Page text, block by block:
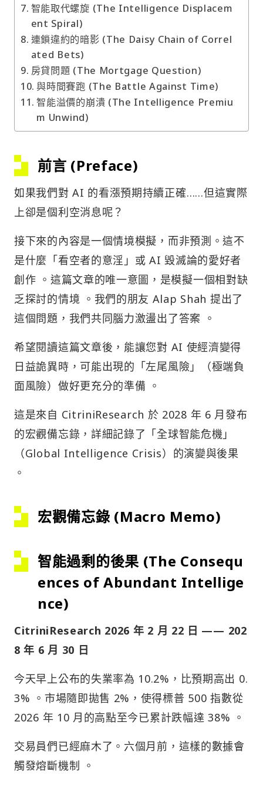
智能取代螺旋 (The Intelligence Displacem
ent Spiral)
連鎖違約的暗影 (The Daisy Chain of Correl
ated Bets)
房貸問題 (The Mortgage Question)
與時間賽跑 (The Battle Against Time)
智能溢價的崩潰 (The Intelligence Premiu
m Unwind)
前言 (Preface)
如果我們對 AI 的看漲預期持續正確……但這實際
上卻是個利空消息呢？
接下來的內容是一個情境模擬，而非預測。這不
是什麼「看空者的意淫」或 AI 毀滅論的愛好者
創作 。這篇文章的唯一意圖，是模擬一個相對缺
乏探討的情境 。我們的朋友 Alap Shah 提出了
這個問題，我們共同腦力激盪出了答案 。
希望閱讀這篇文章後，能讓您對 AI 使經濟變得
日益詭異時，可能出現的「左尾風險」（極端負
面風險）做好更充分的準備 。
這是來自 CitriniResearch 於 2028 年 6 月發布
的宏觀備忘錄，詳細記錄了「全球智能危機」
（Global Intelligence Crisis）的演變與後果
。
宏觀備忘錄 (Macro Memo)
智能過剩的後果 (The Consequ
ences of Abundant Intellige
nce)
CitriniResearch 2026 年 2 月 22 日 —— 202
8 年 6 月 30 日
今天早上公布的失業率為 10.2%，比預期高出 0.
3% 。市場隨即拋售 2%，使得標普 500 指數從
2026 年 10 月的高點至今已累計跌幅達 38% 。
交易員們已經麻木了。六個月前，這樣的數據會
觸發熔斷機制 。